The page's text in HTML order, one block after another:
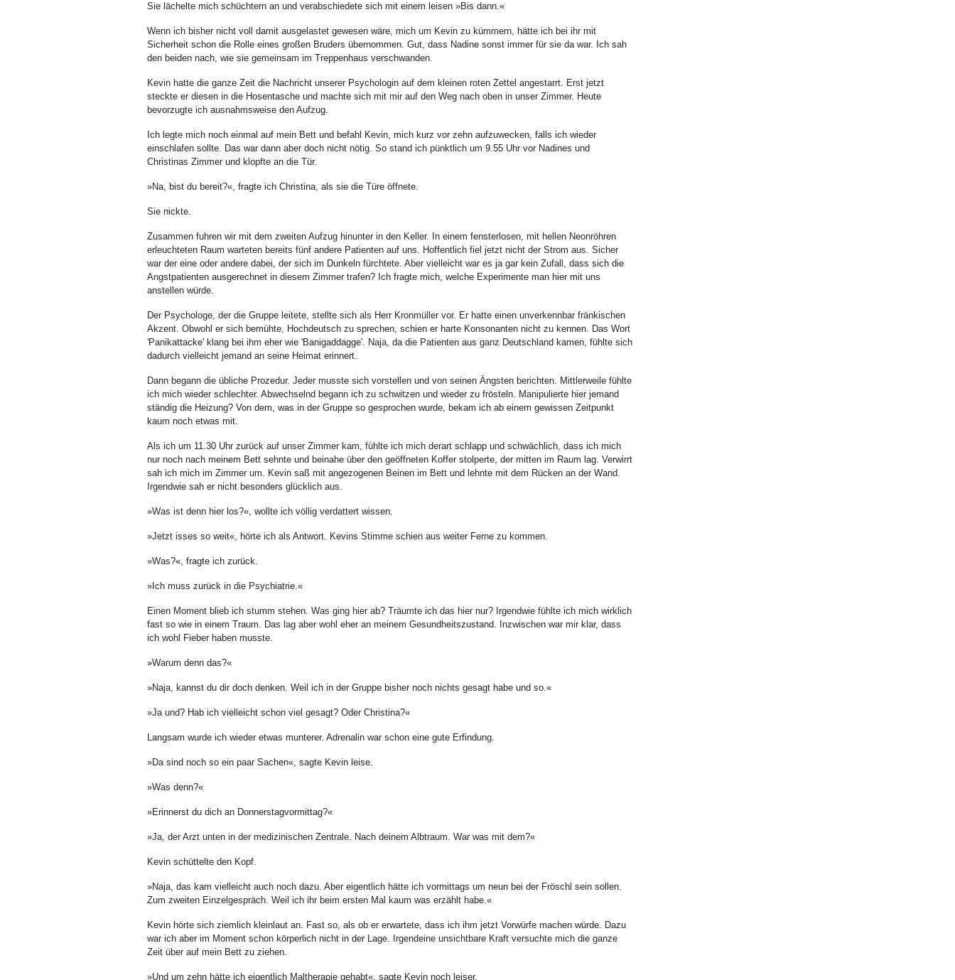
Sie lächelte mich schüchtern an und verabschiedete sich mit einem leisen »Bis dann.«
Wenn ich bisher nicht voll damit ausgelastet gewesen wäre, mich um Kevin zu kümmern, hätte ich bei ihr mit
Sicherheit schon die Rolle eines großen Bruders übernommen. Gut, dass Nadine sonst immer für sie da war. Ich sah
den beiden nach, wie sie gemeinsam im Treppenhaus verschwanden.
Kevin hatte die ganze Zeit die Nachricht unserer Psychologin auf dem kleinen roten Zettel angestarrt. Erst jetzt
steckte er diesen in die Hosentasche und machte sich mit mir auf den Weg nach oben in unser Zimmer. Heute
bevorzugte ich ausnahmsweise den Aufzug.
Ich legte mich noch einmal auf mein Bett und befahl Kevin, mich kurz vor zehn aufzuwecken, falls ich wieder
einschlafen sollte. Das war dann aber doch nicht nötig. So stand ich pünktlich um 9.55 Uhr vor Nadines und
Christinas Zimmer und klopfte an die Tür.
»Na, bist du bereit?«, fragte ich Christina, als sie die Türe öffnete.
Sie nickte.
Zusammen fuhren wir mit dem zweiten Aufzug hinunter in den Keller. In einem fensterlosen, mit hellen Neonröhren
erleuchteten Raum warteten bereits fünf andere Patienten auf uns. Hoffentlich fiel jetzt nicht der Strom aus. Sicher
war der eine oder andere dabei, der sich im Dunkeln fürchtete. Aber vielleicht war es ja gar kein Zufall, dass sich die
Angstpatienten ausgerechnet in diesem Zimmer trafen? Ich fragte mich, welche Experimente man hier mit uns
anstellen würde.
Der Psychologe, der die Gruppe leitete, stellte sich als Herr Kronmüller vor. Er hatte einen unverkennbar fränkischen
Akzent. Obwohl er sich bemühte, Hochdeutsch zu sprechen, schien er harte Konsonanten nicht zu kennen. Das Wort
'Panikattacke' klang bei ihm eher wie 'Banigaddagge'. Naja, da die Patienten aus ganz Deutschland kamen, fühlte sich
dadurch vielleicht jemand an seine Heimat erinnert.
Dann begann die übliche Prozedur. Jeder musste sich vorstellen und von seinen Ängsten berichten. Mittlerweile fühlte
ich mich wieder schlechter. Abwechselnd begann ich zu schwitzen und wieder zu frösteln. Manipulierte hier jemand
ständig die Heizung? Von dem, was in der Gruppe so gesprochen wurde, bekam ich ab einem gewissen Zeitpunkt
kaum noch etwas mit.
Als ich um 11.30 Uhr zurück auf unser Zimmer kam, fühlte ich mich derart schlapp und schwächlich, dass ich mich
nur noch nach meinem Bett sehnte und beinahe über den geöffneten Koffer stolperte, der mitten im Raum lag. Verwirrt
sah ich mich im Zimmer um. Kevin saß mit angezogenen Beinen im Bett und lehnte mit dem Rücken an der Wand.
Irgendwie sah er nicht besonders glücklich aus.
»Was ist denn hier los?«, wollte ich völlig verdattert wissen.
»Jetzt isses so weit«, hörte ich als Antwort. Kevins Stimme schien aus weiter Ferne zu kommen.
»Was?«, fragte ich zurück.
»Ich muss zurück in die Psychiatrie.«
Einen Moment blieb ich stumm stehen. Was ging hier ab? Träumte ich das hier nur? Irgendwie fühlte ich mich wirklich
fast so wie in einem Traum. Das lag aber wohl eher an meinem Gesundheitszustand. Inzwischen war mir klar, dass
ich wohl Fieber haben musste.
»Warum denn das?«
»Naja, kannst du dir doch denken. Weil ich in der Gruppe bisher noch nichts gesagt habe und so.«
»Ja und? Hab ich vielleicht schon viel gesagt? Oder Christina?«
Langsam wurde ich wieder etwas munterer. Adrenalin war schon eine gute Erfindung.
»Da sind noch so ein paar Sachen«, sagte Kevin leise.
»Was denn?«
»Erinnerst du dich an Donnerstagvormittag?«
»Ja, der Arzt unten in der medizinischen Zentrale. Nach deinem Albtraum. War was mit dem?«
Kevin schüttelte den Kopf.
»Naja, das kam vielleicht auch noch dazu. Aber eigentlich hätte ich vormittags um neun bei der Fröschl sein sollen.
Zum zweiten Einzelgespräch. Weil ich ihr beim ersten Mal kaum was erzählt habe.«
Kevin hörte sich ziemlich kleinlaut an. Fast so, als ob er erwartete, dass ich ihm jetzt Vorwürfe machen würde. Dazu
war ich aber im Moment schon körperlich nicht in der Lage. Irgendeine unsichtbare Kraft versuchte mich die ganze
Zeit über auf mein Bett zu ziehen.
»Und um zehn hätte ich eigentlich Maltherapie gehabt«, sagte Kevin noch leiser.